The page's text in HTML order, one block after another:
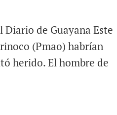
de Guayana Este
(Pmao) habrían
herido. El hombre de